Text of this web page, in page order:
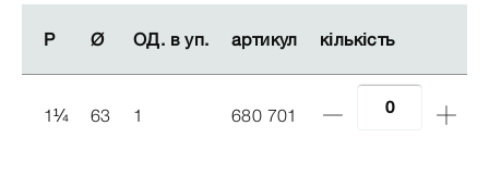
Р Ø ОД. в уп. артикул кількість
Р Ø ОД. в уп. артикул кількість
1¼ 63 1 680 701